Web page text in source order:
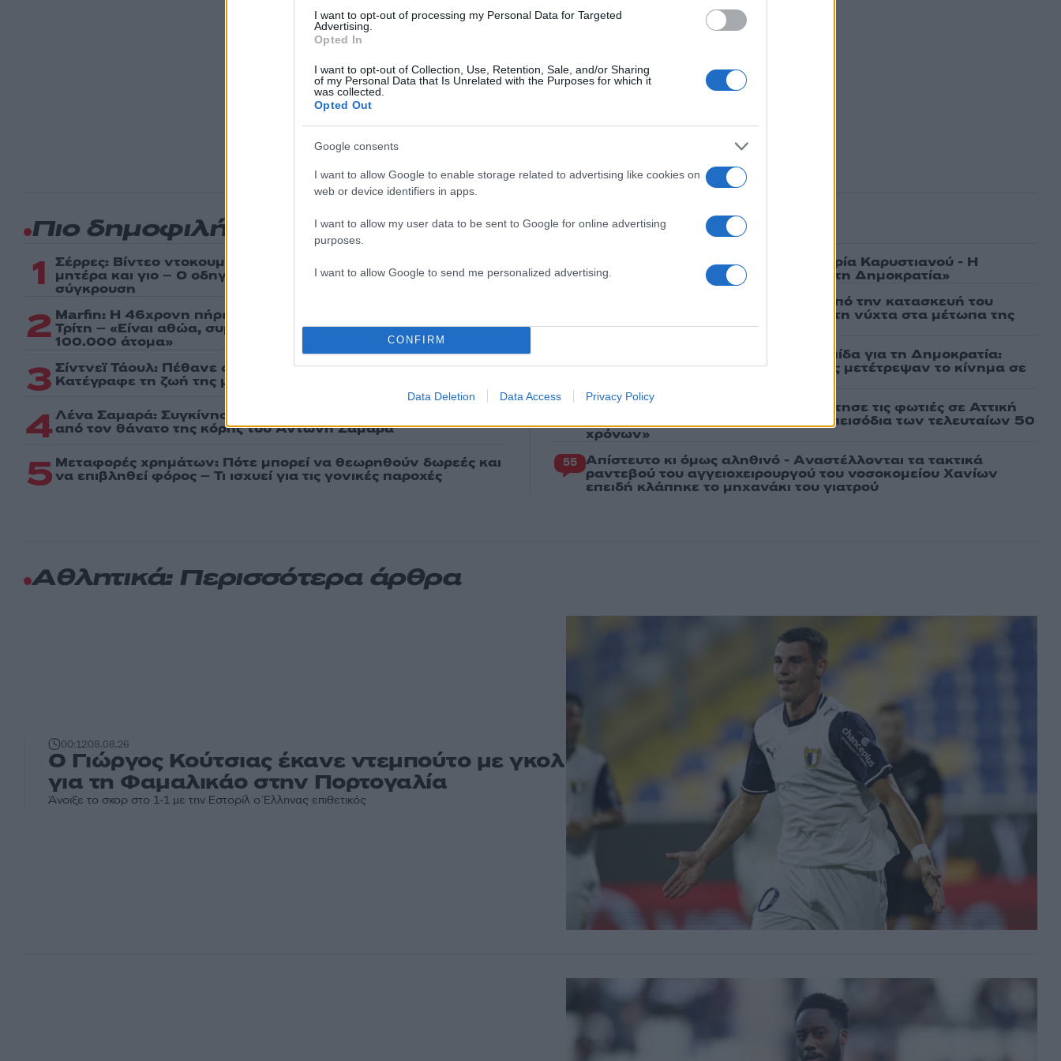
I want to opt-out of processing my Personal Data for Targeted
Advertising.
Opted In
I want to opt-out of Collection, Use, Retention, Sale, and/or Sharing
of my Personal Data that Is Unrelated with the Purposes for which it
was collected.
Opted Out
Google consents
I want to allow Google to enable storage related to advertising like cookies on
web or device identifiers in apps.
I want to allow my user data to be sent to Google for online advertising
purposes.
I want to allow Google to send me personalized advertising.
CONFIRM
Data Deletion Data Access Privacy Policy
ΠΟΔΟΣΦΑΙΡΟ
ΠΡΟΚΡΙΜΑΤΙΚΑ ΡΕΒΑΝΣ
Ακολουθήστε το Νewsit.gr στο
πρώτοι για όλη την ειδησεογραφία και τα
ημέρας
Πιο δημοφιλή
1 Σέρρες: Βίντεο ντοκουμέντο από το τροχαίο με νεκρούς
μητέρα και γιο – Ο οδηγός του φορτηγού κατέγραψε τη
σύγκρουση
2 Marfin: Η 46χρονη πήρε προθεσμία για να απολογηθεί την
Τρίτη – «Είναι αθώα, συμμετείχε στη διαδήλωση όπως και
100.000 άτομα»
3 Σίντνεϊ Τάουλ: Πέθανε σε ηλικία 26 ετών η σταρ του TikTok –
Kατέγραφε τη ζωή της με τον καρκίνο
4Λένα Σαμαρά: Συγκίνηση στο μνημόσυνο για τον έναν χρόνο
από τον θάνατο της κόρης του Αντώνη Σαμαρά
5 Μεταφορές χρημάτων: Πότε μπορεί να θεωρηθούν δωρεές και
να επιβληθεί φόρος – Τι ισχυεί για τις γονικές παροχές
Πιο σχολιασμένα
Έφυγαν οι συνεργάτες, μένει η Μαρία Καρυστιανού - Η
επόμενη μέρα για την «Ελπίδα για τη Δημοκρατία»
Canadair 515: Οι πρώτες εικόνες από την κατασκευή του
αεροσκάφους που θα επιχειρεί και τη νύχτα στα μέτωπα της
φωτιάς
Βγήκαν ξανά τα μαχαίρια στην Ελπίδα για τη Δημοκρατία:
«Καρυστιανού, Γρατσία και Γαλανός μετέτρεψαν το κίνημα σε
Το πολωμένο μελτέμι που τροφοδότησε τις φωτιές σε Αττική
και Βοιωτία: «Από τα ισχυρότερα επεισόδια των τελευταίων 50
χρόνων»
55 Απίστευτο κι όμως αληθινό - Aναστέλλονται τα τακτικά
ραντεβού του αγγειοχειρουργού του νοσοκομείου Χανίων
επειδή κλάπηκε το μηχανάκι του γιατρού
Αθλητικά: Περισσότερα άρθρα
00:1208.08.26
Ο Γιώργος Κούτσιας έκανε ντεμπούτο με γκολ
για τη Φαμαλικάο στην Πορτογαλία
Άνοιξε το σκορ στο 1-1 με την Εστορίλ ο Έλληνας επιθετικός